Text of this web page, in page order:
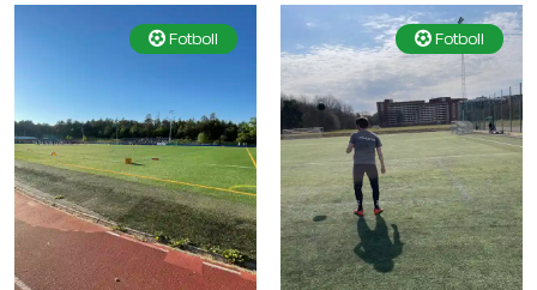
Fotboll Fotboll